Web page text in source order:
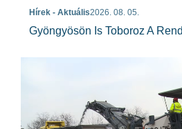
Hírek - Aktuális2026. 08. 05.
Gyöngyösön Is Toboroz A